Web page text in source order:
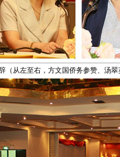
（从左至右，方文国侨务参赞、汤